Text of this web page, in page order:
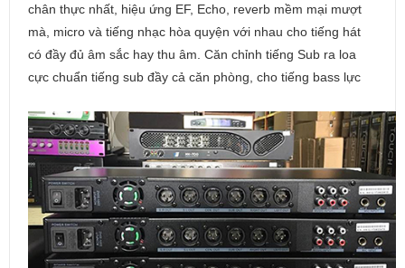
chân thực nhất, hiệu ứng EF, Echo, reverb mềm mại mượt
mà, micro và tiếng nhạc hòa quyện với nhau cho tiếng hát
có đầy đủ âm sắc hay thu âm. Căn chỉnh tiếng Sub ra loa
cực chuẩn tiếng sub đầy cả căn phòng, cho tiếng bass lực